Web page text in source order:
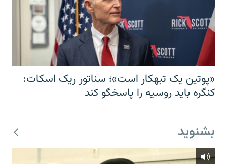
«پوتین یک تبهکار است»؛ سناتور ریک اسکات:
کنگره باید روسیه را پاسخگو کند
بشنوید